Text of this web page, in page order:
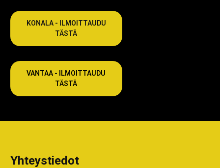
KONALA - ILMOITTAUDU
TÄSTÄ
VANTAA - ILMOITTAUDU
TÄSTÄ
Yhteystiedot